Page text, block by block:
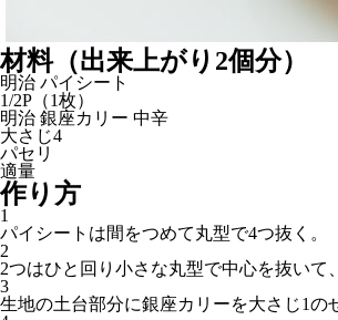
材料（出来上がり2個分）
明治 パイシート
1/2P（1枚）
明治 銀座カリー 中辛
大さじ4
パセリ
適量
作り方
1
パイシートは間をつめて丸型で4つ抜く。
2
2つはひと回り小さな丸型で中心を抜いて
3
生地の土台部分に銀座カリーを大さじ1の